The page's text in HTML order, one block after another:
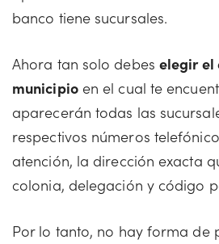
banco tiene sucursales.
Ahora tan solo debes elegir el
municipioen el cual te
aparecerán todas las
respectivos números
atención, la dirección exacta
colonia, delegación y código
Por lo tanto, no hay forma de